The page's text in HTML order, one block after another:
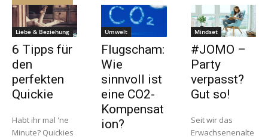
Liebe & Beziehung
6 Tipps für
den
perfekten
Quickie
Habt ihr mal 'ne
Minute? Quickies
Umwelt
Flugscham:
Wie
sinnvoll ist
eine CO2-
Kompensat
ion?
Mindset
#JOMO –
Party
verpasst?
Gut so!
Seit wir das
Erwachsenenalte